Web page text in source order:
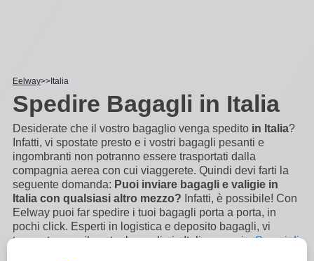
Eelway Italia
Spedire Bagagli in Italia
Desiderate che il vostro bagaglio venga spedito in Italia?
Infatti, vi spostate presto e i vostri bagagli pesanti e
ingombranti non potranno essere trasportati dalla
compagnia aerea con cui viaggerete. Quindi devi farti la
seguente domanda: Puoi inviare bagagli e valigie in
Italia con qualsiasi altro mezzo? Infatti, è possibile! Con
Eelway puoi far spedire i tuoi bagagli porta a porta, in
pochi click. Esperti in logistica e deposito bagagli, vi
trasporteremo il vostro bagaglio in Italia per voi,...Scopri di